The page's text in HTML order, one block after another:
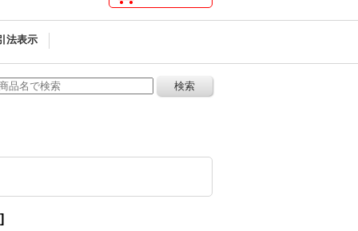
法表示
]